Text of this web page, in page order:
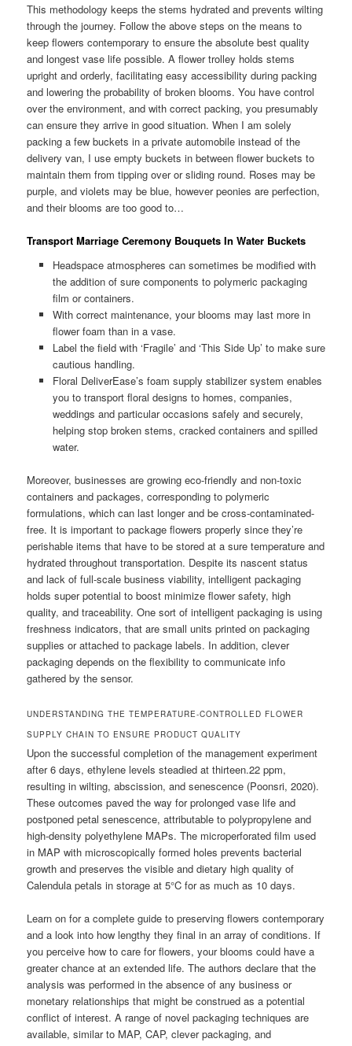
This methodology keeps the stems hydrated and prevents wilting
through the journey. Follow the above steps on the means to
keep flowers contemporary to ensure the absolute best quality
and longest vase life possible. A flower trolley holds stems
upright and orderly, facilitating easy accessibility during packing
and lowering the probability of broken blooms. You have control
over the environment, and with correct packing, you presumably
can ensure they arrive in good situation. When I am solely
packing a few buckets in a private automobile instead of the
delivery van, I use empty buckets in between flower buckets to
maintain them from tipping over or sliding round. Roses may be
purple, and violets may be blue, however peonies are perfection,
and their blooms are too good to…
Transport Marriage Ceremony Bouquets In Water Buckets
Headspace atmospheres can sometimes be modified with
the addition of sure components to polymeric packaging
film or containers.
With correct maintenance, your blooms may last more in
flower foam than in a vase.
Label the field with ‘Fragile’ and ‘This Side Up’ to make sure
cautious handling.
Floral DeliverEase’s foam supply stabilizer system enables
you to transport floral designs to homes, companies,
weddings and particular occasions safely and securely,
helping stop broken stems, cracked containers and spilled
water.
Moreover, businesses are growing eco-friendly and non-toxic
containers and packages, corresponding to polymeric
formulations, which can last longer and be cross-contaminated-
free. It is important to package flowers properly since they’re
perishable items that have to be stored at a sure temperature and
hydrated throughout transportation. Despite its nascent status
and lack of full-scale business viability, intelligent packaging
holds super potential to boost minimize flower safety, high
quality, and traceability. One sort of intelligent packaging is using
freshness indicators, that are small units printed on packaging
supplies or attached to package labels. In addition, clever
packaging depends on the flexibility to communicate info
gathered by the sensor.
UNDERSTANDING THE TEMPERATURE-CONTROLLED FLOWER
SUPPLY CHAIN TO ENSURE PRODUCT QUALITY
Upon the successful completion of the management experiment
after 6 days, ethylene levels steadied at thirteen.22 ppm,
resulting in wilting, abscission, and senescence (Poonsri, 2020).
These outcomes paved the way for prolonged vase life and
postponed petal senescence, attributable to polypropylene and
high-density polyethylene MAPs. The microperforated film used
in MAP with microscopically formed holes prevents bacterial
growth and preserves the visible and dietary high quality of
Calendula petals in storage at 5°C for as much as 10 days.
Learn on for a complete guide to preserving flowers contemporary
and a look into how lengthy they final in an array of conditions. If
you perceive how to care for flowers, your blooms could have a
greater chance at an extended life. The authors declare that the
analysis was performed in the absence of any business or
monetary relationships that might be construed as a potential
conflict of interest. A range of novel packaging techniques are
available, similar to MAP, CAP, clever packaging, and